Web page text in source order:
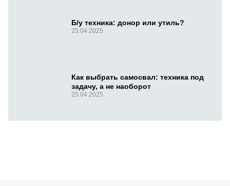
Б/у техника: донор или утиль?
25.04.2025
Как выбрать самосвал: техника под
задачу, а не наоборот
25.04.2025